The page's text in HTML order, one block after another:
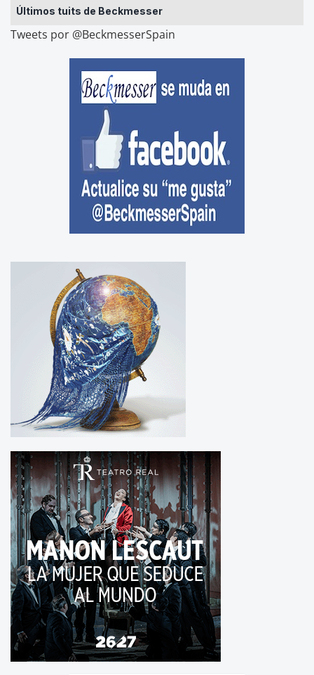
Últimos tuits de Beckmesser
Tweets por @BeckmesserSpain